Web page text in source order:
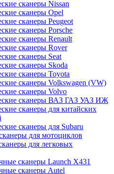
сканеры Nissan
сканеры Opel
сканеры Peugeot
сканеры Porsche
сканеры Renault
сканеры Rover
сканеры Seat
сканеры Skoda
сканеры Toyota
сканеры Volkswagen (VW)
сканеры Volvo
сканеры ВАЗ ГАЗ УАЗ ИЖ
сканеры для китайских
сканеры для Subaru
для мотоциклов
для легковых
сканеры Launch X431
сканеры Autel